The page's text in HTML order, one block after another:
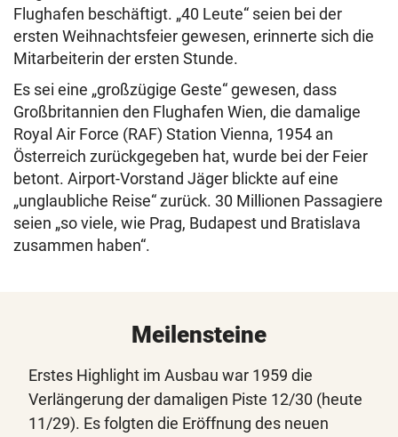
Flughafen beschäftigt. „40 Leute“ seien bei der
ersten Weihnachtsfeier gewesen, erinnerte sich die
Mitarbeiterin der ersten Stunde.
Es sei eine „großzügige Geste“ gewesen, dass
Großbritannien den Flughafen Wien, die damalige
Royal Air Force (RAF) Station Vienna, 1954 an
Österreich zurückgegeben hat, wurde bei der Feier
betont. Airport-Vorstand Jäger blickte auf eine
„unglaubliche Reise“ zurück. 30 Millionen Passagiere
seien „so viele, wie Prag, Budapest und Bratislava
zusammen haben“.
Meilensteine
Erstes Highlight im Ausbau war 1959 die
Verlängerung der damaligen Piste 12/30 (heute
11/29). Es folgten die Eröffnung des neuen